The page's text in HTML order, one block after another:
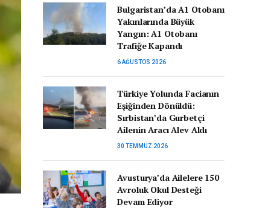
Bulgaristan’da A1 Otobanı
Yakınlarında Büyük
Yangın: A1 Otobanı
Trafiğe Kapandı
6 AĞUSTOS 2026
Türkiye Yolunda Facianın
Eşiğinden Dönüldü:
Sırbistan’da Gurbetçi
Ailenin Aracı Alev Aldı
30 TEMMUZ 2026
Avusturya’da Ailelere 150
Avroluk Okul Desteği
Devam Ediyor